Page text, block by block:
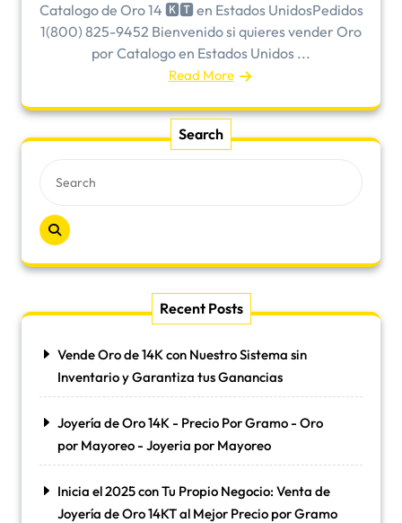
Catalogo de Oro 14 🅺🆃 en Estados UnidosPedidos
1(800) 825-9452 Bienvenido si quieres vender Oro
por Catalogo en Estados Unidos ...
Read More
Search
Recent Posts
Vende Oro de 14K con Nuestro Sistema sin
Inventario y Garantiza tus Ganancias
Joyería de Oro 14K - Precio Por Gramo - Oro
por Mayoreo - Joyeria por Mayoreo
Inicia el 2025 con Tu Propio Negocio: Venta de
Joyería de Oro 14KT al Mejor Precio por Gramo